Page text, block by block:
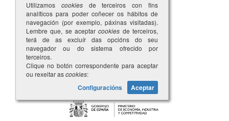
barqueiro
barragãa
barragan
barriga
barva
barvado
bastage
bastardo
Utilizamos cookiesde terceiros con fins
analíticos para poder coñecer os hábitos de
navegación (por exemplo, páxinas visitadas).
Lembre que, se aceptarcookies de terceiros,
terá de as excluír das opcións do seu
navegador ou do sistema ofrecido por
terceiros.
Clique no botón correspondente para aceptar
ou rexeitar ascookies:
Configuracións Aceptar